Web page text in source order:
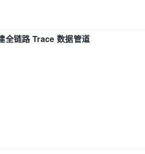
全链路 Trace 数据管道